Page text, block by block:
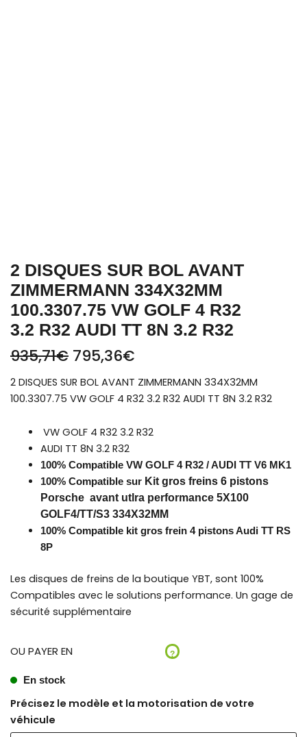
2 DISQUES SUR BOL AVANT
ZIMMERMANN 334X32MM
100.3307.75 VW GOLF 4 R32
3.2 R32 AUDI TT 8N 3.2 R32
935,71€ 795,36€
2 DISQUES SUR BOL AVANT ZIMMERMANN 334X32MM
100.3307.75 VW GOLF 4 R32 3.2 R32 AUDI TT 8N 3.2 R32
VW GOLF 4 R32 3.2 R32
AUDI TT 8N 3.2 R32
100% Compatible VW GOLF 4 R32 / AUDI TT V6 MK1
100% Compatible sur Kit gros freins 6 pistons
Porsche avant utlra performance 5X100
GOLF4/TT/S3 334X32MM
100% Compatible kit gros frein 4 pistons Audi TT RS
8P
Les disques de freins de la boutique YBT, sont 100%
Compatibles avec le solutions performance. Un gage de
sécurité supplémentaire
OU PAYER EN ?
En stock
Précisez le modèle et la motorisation de votre
véhicule